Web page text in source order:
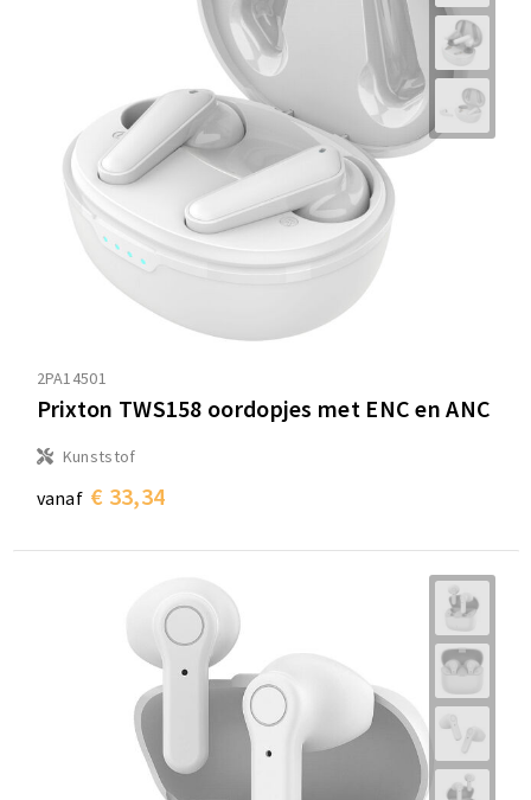
2PA14501
Prixton TWS158 oordopjes met ENC en ANC
Kunststof
vanaf € 33,34